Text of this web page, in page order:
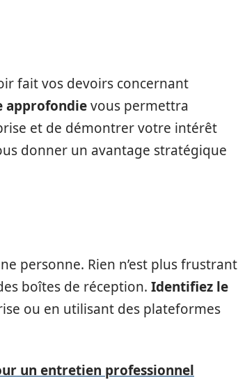
fait vos devoirs concernant
approfondievous permettra
et de démontrer votre intérêt
donner un avantage stratégique
personne. Rien n’est plus frustrant
boîtes de réception. Identifiez le
ou en utilisant des plateformes
un entretien professionnel